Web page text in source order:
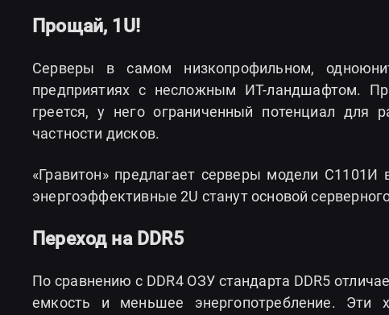
Прощай, 1U!
Серверы в самом низкопрофильном,
предприятиях с несложным ИТ-ландшафтом.
греется, у него ограниченный потенциал
частности дисков.
«Гравитон» предлагает серверы модели
энергоэффективные 2U станут основой
Переход на DDR5
По сравнению с DDR4 ОЗУ стандарта DDR5
емкость и меньшее энергопотребление. Эти